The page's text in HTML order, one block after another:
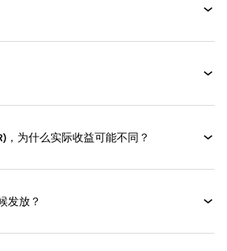
，为什么实际收益可能不同？
发放？